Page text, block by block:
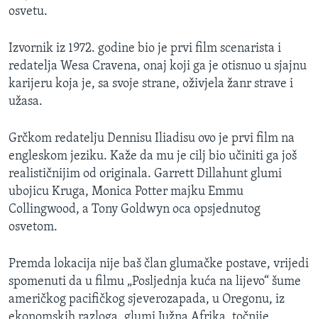
osvetu.
Izvornik iz 1972. godine bio je prvi film scenarista i
redatelja Wesa Cravena, onaj koji ga je otisnuo u sjajnu
karijeru koja je, sa svoje strane, oživjela žanr strave i
užasa.
Grčkom redatelju Dennisu Iliadisu ovo je prvi film na
engleskom jeziku. Kaže da mu je cilj bio učiniti ga još
realističnijim od originala. Garrett Dillahunt glumi
ubojicu Kruga, Monica Potter majku Emmu
Collingwood, a Tony Goldwyn oca opsjednutog
osvetom.
Premda lokacija nije baš član glumačke postave, vrijedi
spomenuti da u filmu „Posljednja kuća na lijevo“ šume
američkog pacifičkog sjeverozapada, u Oregonu, iz